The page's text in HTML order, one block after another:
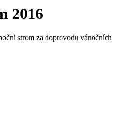
2016
strom za doprovodu vánočních